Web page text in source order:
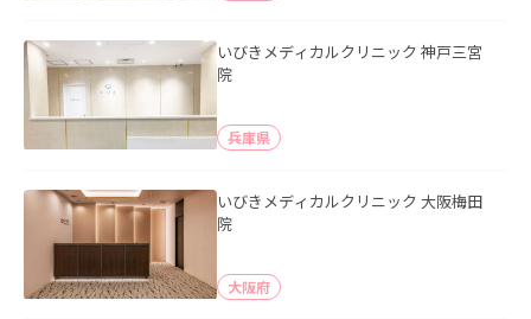
いびきメディカルクリニック 神戸三宮
院
兵庫県
いびきメディカルクリニック 大阪梅田
院
大阪府